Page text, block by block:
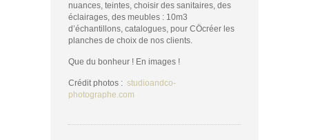
nuances, teintes, choisir des sanitaires, des
éclairages, des meubles : 10m3
d’échantillons, catalogues, pour CÖcréer les
planches de choix de nos clients.
Que du bonheur ! En images !
Crédit photos : studioandco-
photographe.com